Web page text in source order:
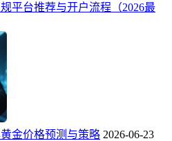
平台推荐与开户流程（2026最
金价格预测与策略 2026-06-23